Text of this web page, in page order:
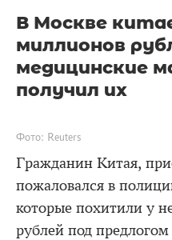
В Москве
миллионов
медицинские
получил их
Фото: Reuters
Гражданин Китая,
пожаловался в
которые похитили у
рублей под